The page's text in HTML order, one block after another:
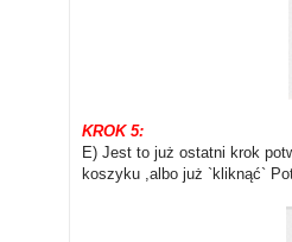
KROK5:
E) Jest to już ostatni krok
koszyku ,albo już `kliknąć`